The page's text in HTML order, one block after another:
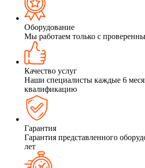
Оборудование
Мы работаем только с
Качество услуг
Наши специалисты каждые 6
квалификацию
Гарантия
Гарантия представленного
лет